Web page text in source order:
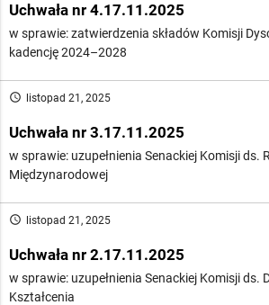
Uchwała nr 4.17.11.2025
w sprawie: zatwierdzenia składów Komisji
kadencję 2024–2028
access_time listopad 21, 2025
Uchwała nr 3.17.11.2025
w sprawie: uzupełnienia Senackiej Komisji ds.
Międzynarodowej
access_time listopad 21, 2025
Uchwała nr 2.17.11.2025
w sprawie: uzupełnienia Senackiej Komisji ds.
Kształcenia